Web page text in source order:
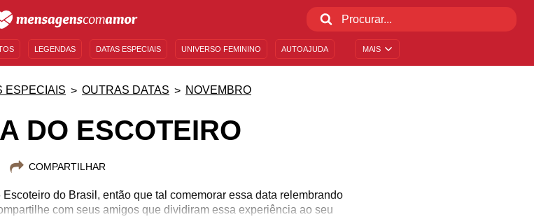
MAIS
LEGENDAS DATAS ESPECIAIS UNIVERSO FEMININO AUTOAJUDA
ESPECIAIS OUTRAS DATAS NOVEMBRO
DO ESCOTEIRO
COMPARTILHAR
do Brasil, então que tal comemorar essa data relembrando
com seus amigos que dividiram essa experiência ao seu